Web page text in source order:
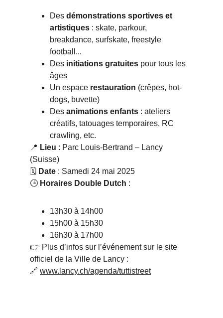
Des démonstrations sportives et
artistiques : skate, parkour,
breakdance, surfskate, freestyle
football...
Des initiations gratuites pour tous les
âges
Un espace restauration (crêpes, hot-
dogs, buvette)
Des animations enfants : ateliers
créatifs, tatouages temporaires, RC
crawling, etc.
📍 Lieu : Parc Louis-Bertrand – Lancy
(Suisse)
🗓️ Date : Samedi 24 mai 2025
🕒 Horaires Double Dutch :
13h30 à 14h00
15h00 à 15h30
16h30 à 17h00
👉 Plus d’infos sur l’événement sur le site
officiel de la Ville de Lancy :
🔗 www.lancy.ch/agenda/tuttistreet